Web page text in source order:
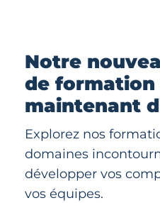
Notre
de formation
maintenant
Explorez nos
domaines
développer vos
vos équipes.